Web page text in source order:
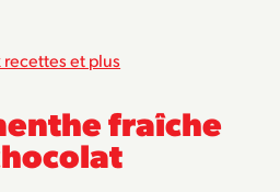
fraîche
recettes et plus